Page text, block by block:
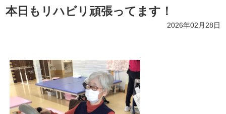
本日もリハビリ頑張ってます！
2026年02月28日